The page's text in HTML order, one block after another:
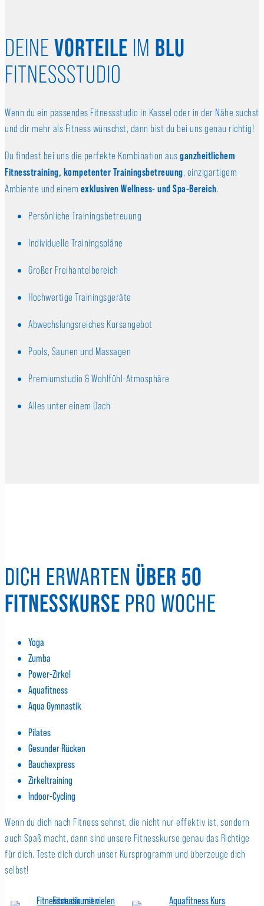
DEINE VORTEILE IM BLU
FITNESSSTUDIO
Wenn du ein passendes Fitnessstudio in Kassel oder in der Nähe suchst
und dir mehr als Fitness wünschst, dann bist du bei uns genau richtig!
Du findest bei uns die perfekte Kombination aus ganzheitlichem
Fitnesstraining, kompetenter Trainingsbetreuung, einzigartigem
Ambiente und einem exklusiven Wellness- und Spa-Bereich.
Persönliche Trainingsbetreuung
Individuelle Trainingspläne
Großer Freihantelbereich
Hochwertige Trainingsgeräte
Abwechslungsreiches Kursangebot
Pools, Saunen und Massagen
Premiumstudio & Wohlfühl-Atmosphäre
Alles unter einem Dach
DICH ERWARTEN ÜBER 50
FITNESSKURSE PRO WOCHE
Yoga
Zumba
Power-Zirkel
Aquafitness
Aqua Gymnastik
Pilates
Gesunder Rücken
Bauchexpress
Zirkeltraining
Indoor-Cycling
Wenn du dich nach Fitness sehnst, die nicht nur effektiv ist, sondern
auch Spaß macht, dann sind unsere Fitnesskurse genau das Richtige
für dich. Teste dich durch unser Kursprogramm und überzeuge dich
selbst!